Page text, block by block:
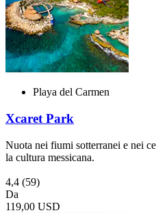
Playa del Carmen
Xcaret Park
Nuota nei fiumi sotterranei e nei
la cultura messicana.
4,4 (59)
Da
119,00 USD